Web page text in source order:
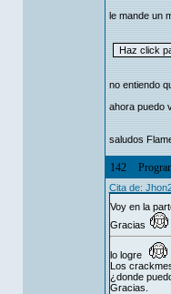
le mande un
no entiendo
ahora puedo
saludos
142
Cita de:
Voy en la
Gracias
lo logre
Los
¿donde
Gracias.